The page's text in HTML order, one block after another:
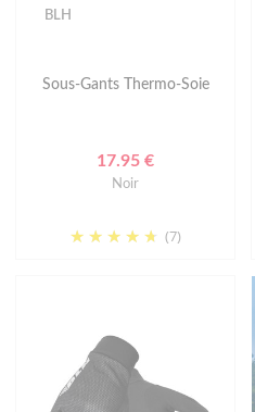
BLH
Sous-Gants Thermo-Soie
17.95 €
Noir
(7)